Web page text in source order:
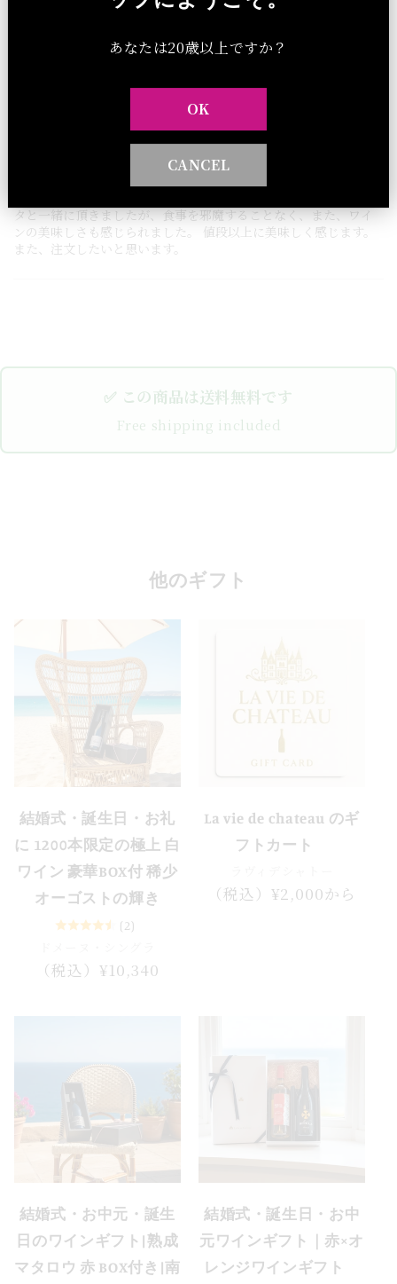
タと一緒に頂きましたが、食事を邪魔することなく、また、ワイ
ンの美味しさも感じられました。 値段以上に美味しく感じます。
また、注文したいと思います。
✅ この商品は送料無料です
Free shipping included
他のギフト
結婚式・誕生日・お礼
に 1200本限定の極上 白
ワイン 豪華BOX付 稀少
オーゴストの輝き
(2)
通（税込）¥10,340
La vie de chateau のギ
フトカート
通（税込）¥2,000から
結婚式・お中元・誕生
日のワインギフト|熟成
マタロウ 赤 BOX付き|南
結婚式・誕生日・お中
元ワインギフト｜赤×オ
レンジワインギフト
あなたは20歳以上ですか？
OK
CANCEL